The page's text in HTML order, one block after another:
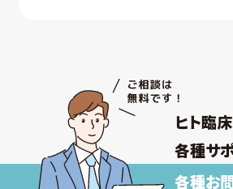
ヒト臨
各種サ
各種お